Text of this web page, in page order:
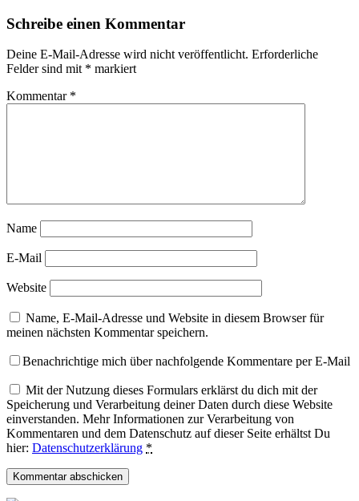
Schreibe einen Kommentar
Deine E-Mail-Adresse wird nicht veröffentlicht. Erforderliche
Felder sind mit * markiert
Kommentar *
Name
E-Mail
Website
Name, E-Mail-Adresse und Website in diesem Browser für
meinen nächsten Kommentar speichern.
Benachrichtige mich über nachfolgende Kommentare per E-Mail
Mit der Nutzung dieses Formulars erklärst du dich mit der
Speicherung und Verarbeitung deiner Daten durch diese Website
einverstanden. Mehr Informationen zur Verarbeitung von
Kommentaren und dem Datenschutz auf dieser Seite erhältst Du
hier: Datenschutzerklärung *